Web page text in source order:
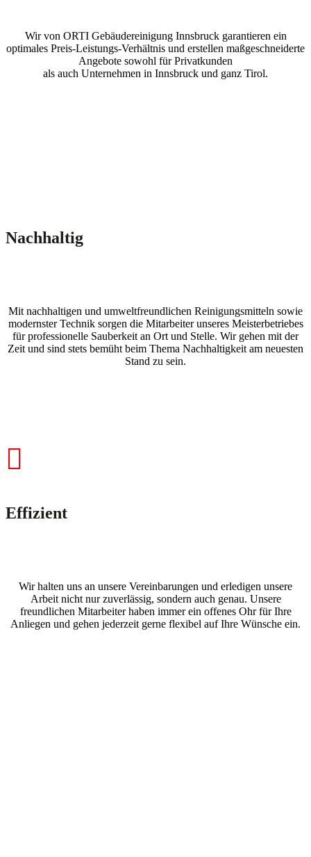
Wir von ORTI Gebäudereinigung Innsbruck garantieren ein
optimales Preis-Leistungs-Verhältnis und erstellen maßgeschneiderte
Angebote sowohl für Privatkunden
als auch Unternehmen in Innsbruck und ganz Tirol.
Nachhaltig
Mit nachhaltigen und umweltfreundlichen Reinigungsmitteln sowie
modernster Technik sorgen die Mitarbeiter unseres Meisterbetriebes
für professionelle Sauberkeit an Ort und Stelle. Wir gehen mit der
Zeit und sind stets bemüht beim Thema Nachhaltigkeit am neuesten
Stand zu sein.
Effizient
Wir halten uns an unsere Vereinbarungen und erledigen unsere
Arbeit nicht nur zuverlässig, sondern auch genau. Unsere
freundlichen Mitarbeiter haben immer ein offenes Ohr für Ihre
Anliegen und gehen jederzeit gerne flexibel auf Ihre Wünsche ein.